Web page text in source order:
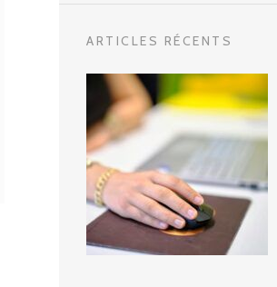
ARTICLES RÉCENTS